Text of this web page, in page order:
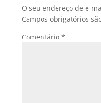
O seu endereço de e-
Campos obrigatórios
Comentário *